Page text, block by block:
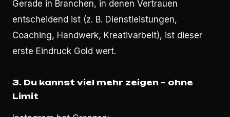
Gerade in Branchen, in denen Vertrauen
entscheidend ist (z. B. Dienstleistungen,
Coaching, Handwerk, Kreativarbeit), ist dieser
erste Eindruck Gold wert.
3. Du kannst viel mehr zeigen – ohne
Limit